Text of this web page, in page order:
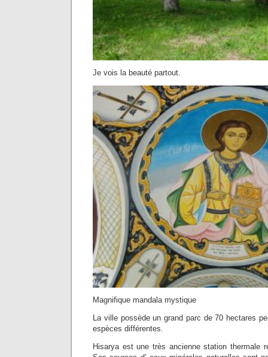
Je vois la beauté partout.
Magnifique mandala mystique
La ville possède un grand parc de 70 hectares
espèces différentes.
Hisarya est une très ancienne station thermale